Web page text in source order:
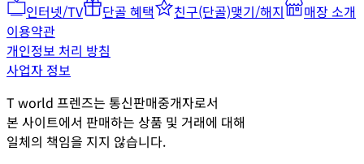
인터넷/TV 단골 혜택 친구(단골)맺기/해지
매장 소개
이용약관
개인정보 처리 방침
사업자 정보
T world 프렌즈는 통신판매중개자로서
본 사이트에서 판매하는 상품 및 거래에 대해
일체의 책임을 지지 않습니다.